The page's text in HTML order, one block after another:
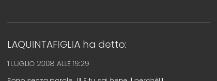
LAQUINTAFIGLIA ha detto:
1 LUGLIO 2008 ALLE 19:29